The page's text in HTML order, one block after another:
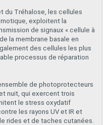
du Tréhalose, les cellules
exploitent la
de signaux « cellule à
la membrane basale en
des cellules les plus
processus de réparation
de photoprotecteurs
nuit, qui exercent trois
le stress oxydatif
les rayons UV et IR et
rides et de taches cutanées.